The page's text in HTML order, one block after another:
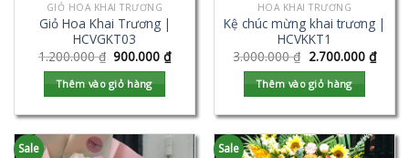
GIỎ HOA KHAI TRƯƠNG
Giỏ Hoa Khai Trương |
HCVGKT03
1.200.000₫ 900.000₫
Thêm vào giỏ hàng
HOA KHAI TRƯƠNG
Kệ chúc mừng khai trương |
HCVKKT1
3.000.000₫ 2.700.000 ₫
Thêm vào giỏ hàng
Sale Sale